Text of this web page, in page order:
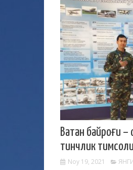
Ватан байроғи –
тинчлик тимсоли
Noy 19, 2021